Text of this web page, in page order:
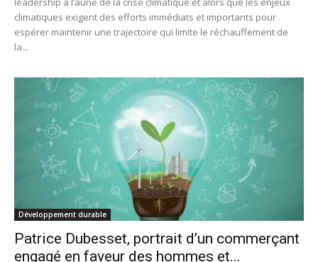
climatiques exigent des efforts immédiats et importants pour
espérer maintenir une trajectoire qui limite le réchauffement de
la...
Développement durable
Patrice Dubesset, portrait d’un commerçant
engagé en faveur des hommes et...